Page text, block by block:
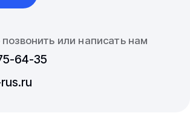
или написать нам
64-35